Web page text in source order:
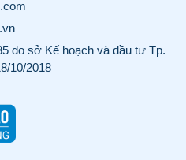
do sở Kế hoạch và đầu tư Tp.
10/2018